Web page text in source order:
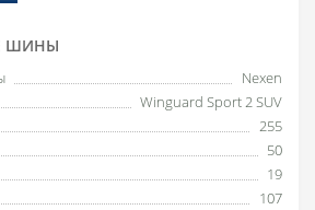
ШИНЫ
Nexen
Winguard Sport 2 SUV
255
50
19
107